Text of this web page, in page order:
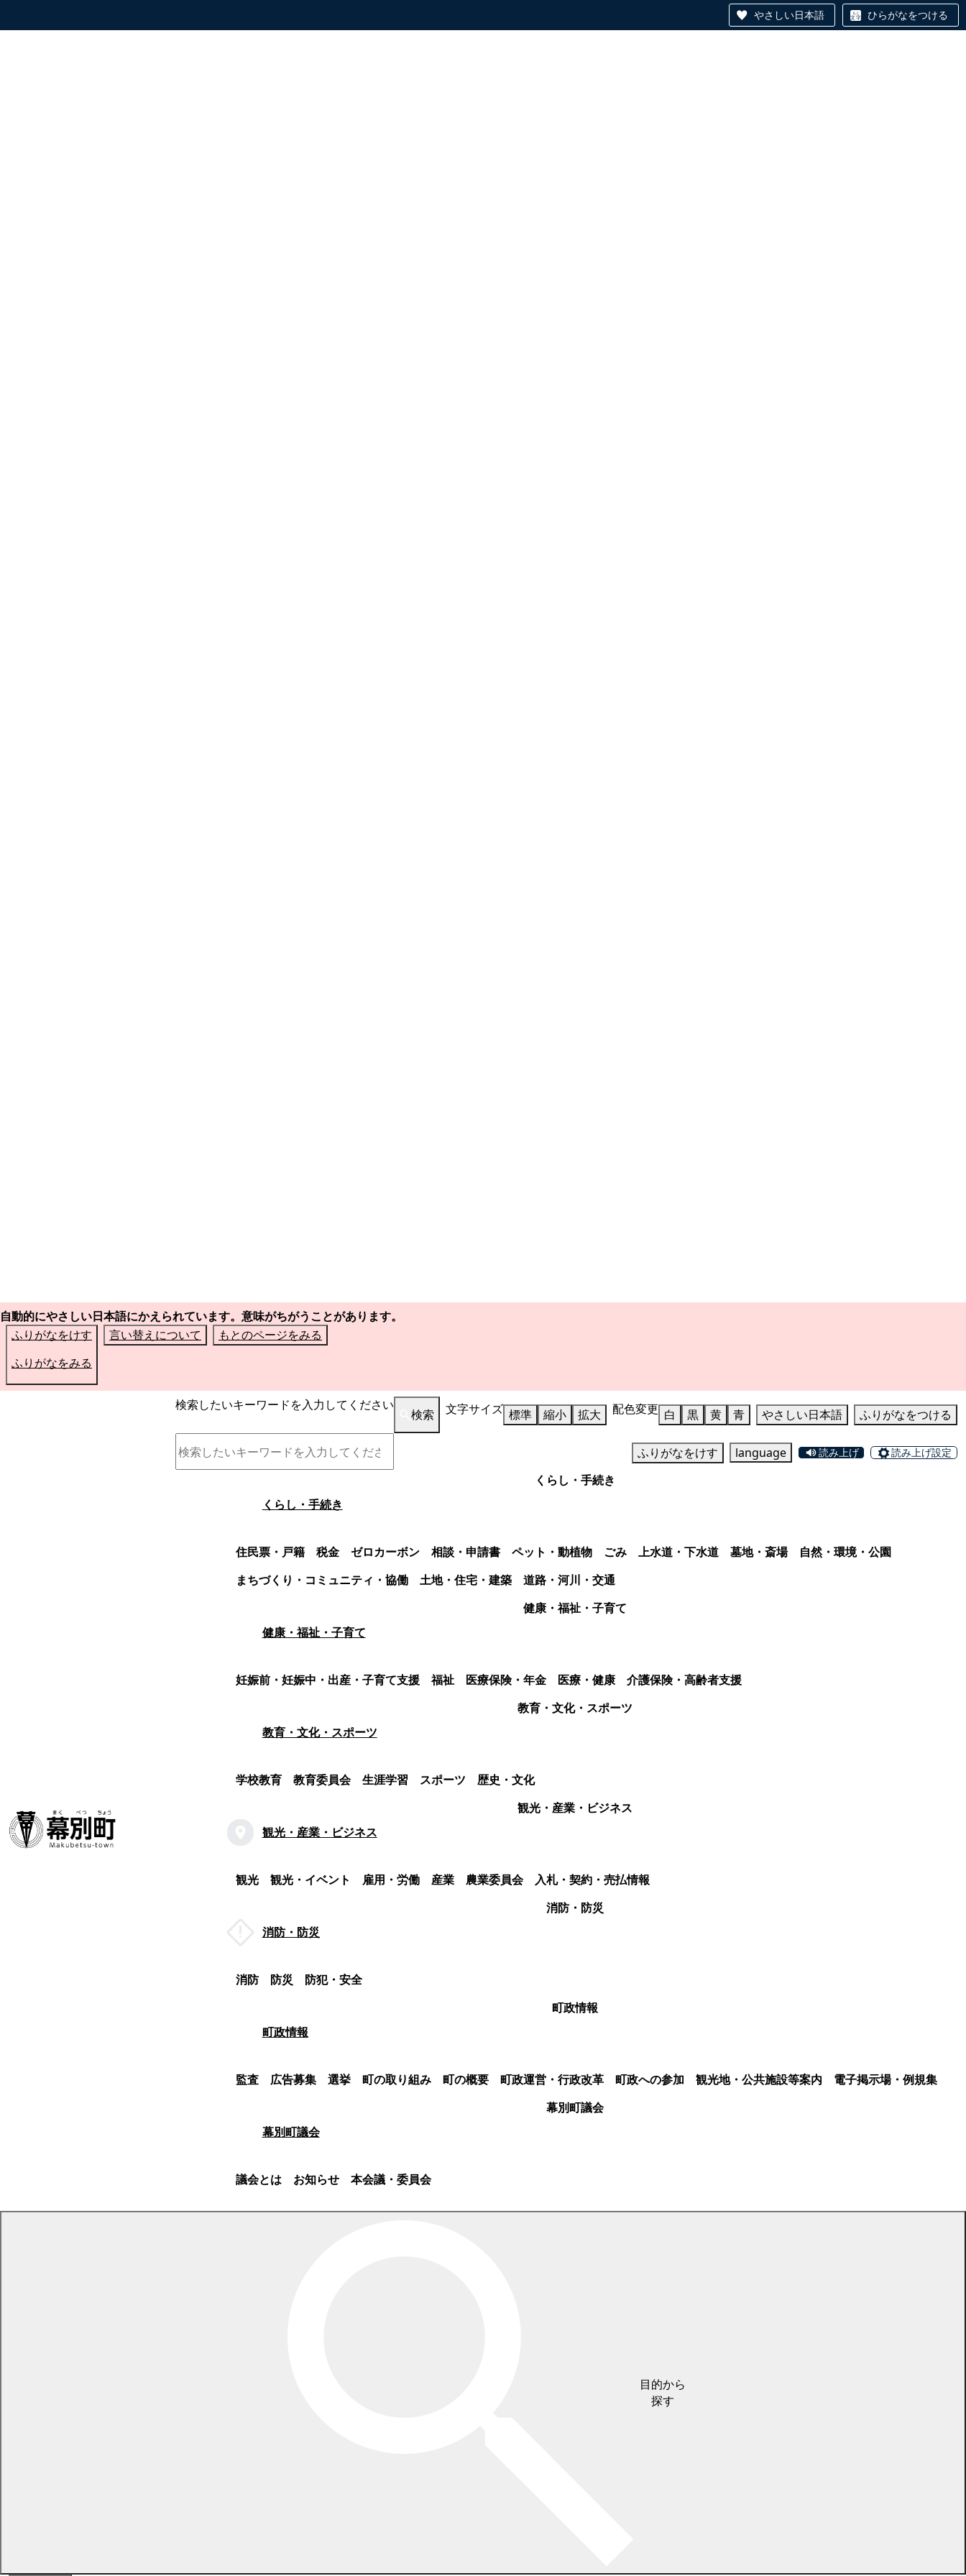
やさしい日本語 ひらがなをつける
自動的にやさしい日本語にかえられています。意味がちがうことがあります。
ふりがなをけす
ふりがなをみる
言い替えについて もとのページをみる
検索したいキーワードを入力してください
検索 文字サイズ 標準 縮小 拡大 配色変更 白 黒 黄 青 やさしい日本語 ふりがなをつける
ふりがなをけす language 読み上げ 読み上げ設定
くらし・手続き
くらし・手続き
住民票・戸籍 税金 ゼロカーボン 相談・申請書 ペット・動植物 ごみ 上水道・下水道 墓地・斎場
自然・環境・公園
まちづくり・コミュニティ・協働
土地・住宅・建築
道路・河川・交通
健康・福祉・子育て
健康・福祉・子育て
妊娠前・妊娠中・出産・子育て支援 福祉 医療保険・年金 医療・健康
介護保険・高齢者支援
教育・文化・スポーツ
教育・文化・スポーツ
学校教育 教育委員会 生涯学習 スポーツ
歴史・文化
観光・産業・ビジネス
観光・産業・ビジネス
観光 観光・イベント 雇用・労働 産業 農業委員会
入札・契約・売払情報
消防・防災
消防・防災
消防 防災
防犯・安全
町政情報
町政情報
監査 広告募集 選挙 町の取り組み 町の概要 町政運営・行政改革 町政への参加 観光地・公共施設等案内
電子掲示場・例規集
幕別町議会
幕別町議会
議会とは お知らせ 本会議・委員会
目的から
探す